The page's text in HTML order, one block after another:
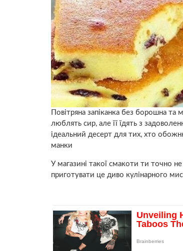
Повітряна запіканка без борошна
люблять сир, але її їдять з
ідеальний десерт для тих, хто
манки
У магазині такої смакоти ти точно
приготувати це диво кулінарного